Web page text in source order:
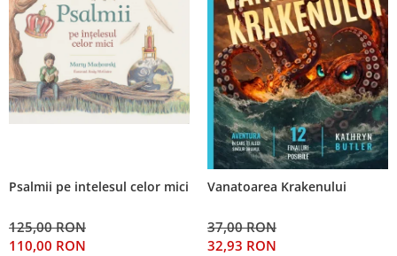
Psalmii pe intelesul celor mici
125,00 RON
110,00 RON
Vanatoarea Krakenului
37,00 RON
32,93 RON